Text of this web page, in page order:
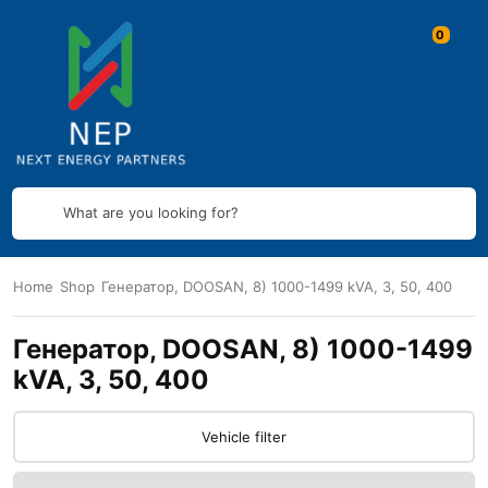
What are you looking for?
Home Shop Генератор, DOOSAN, 8) 1000-1499 kVA, 3, 50, 400
Генератор, DOOSAN, 8) 1000-1499
kVA, 3, 50, 400
Vehicle filter